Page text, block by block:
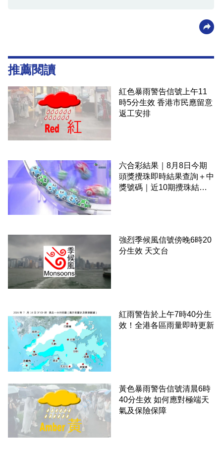
推薦閱讀
紅色暴雨警告信號上午11
時5分生效 香港市民應留意
返工安排
六合彩結果｜8月8日今期
頭獎攪珠即時結果查詢＋中
獎號碼｜近10期攪珠結果
強烈季候風信號傍晚6時20
分生效 天文台
紅雨警告於上午7時40分生
效！全港各區雨量即時更新
黃色暴雨警告信號清晨6時
40分生效 如何應對極端天
氣及保險保障